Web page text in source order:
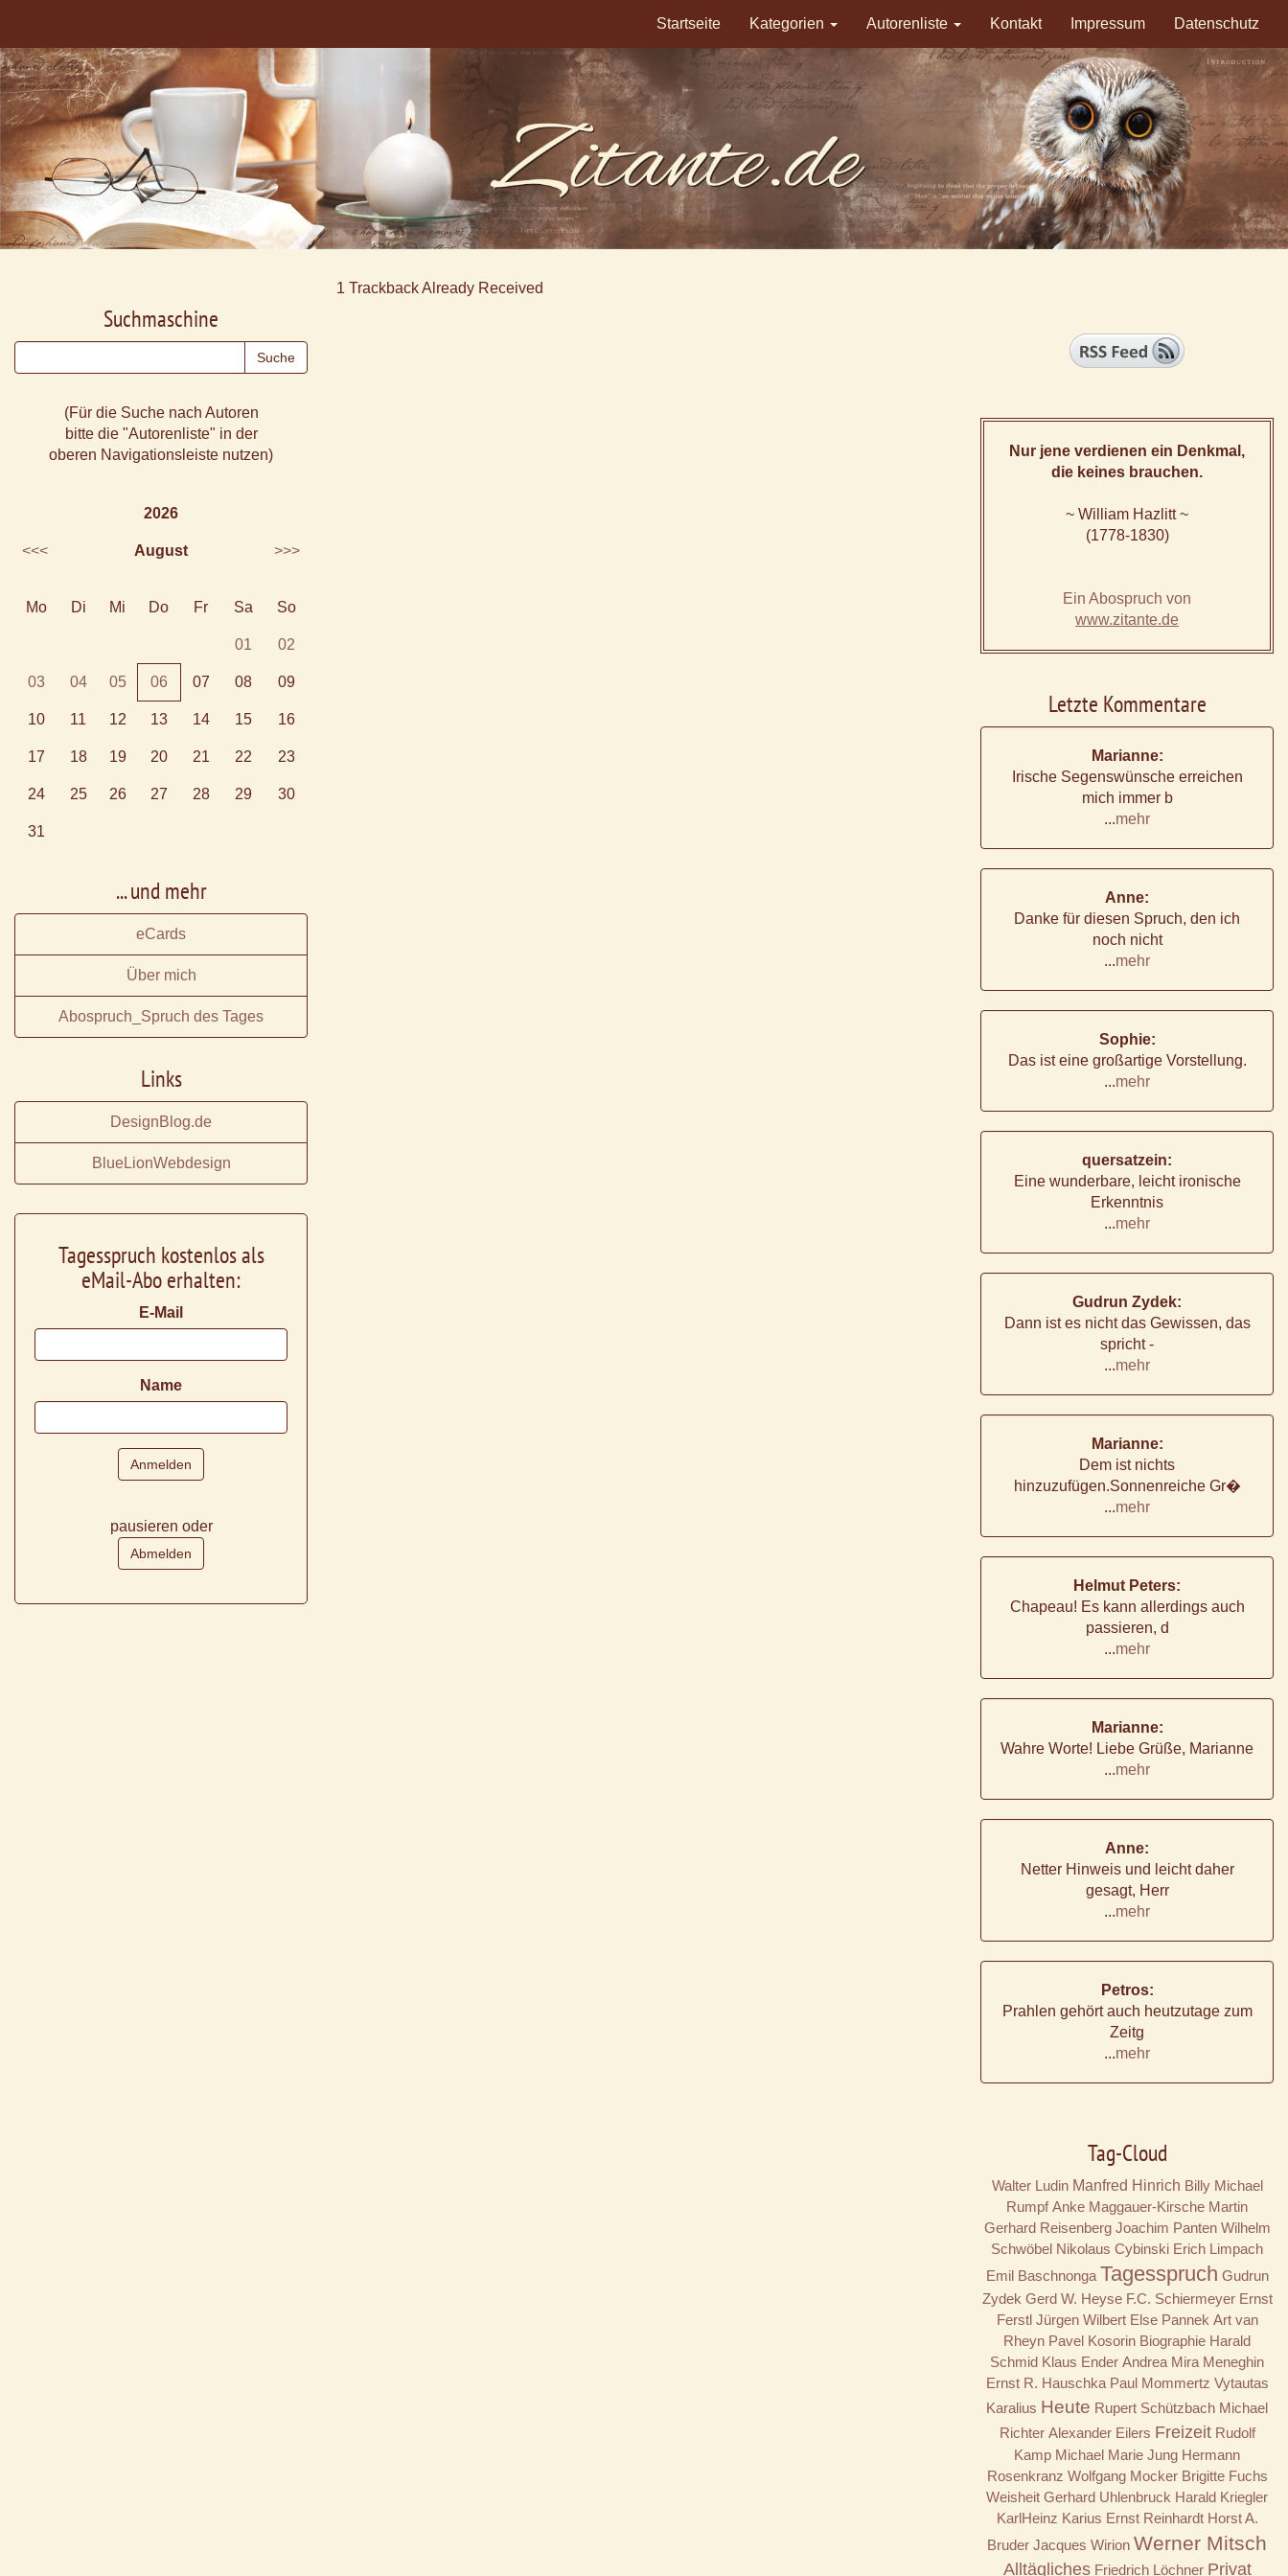
Startseite Kategorien Autorenliste Kontakt Impressum Datenschutz
1 Trackback Already Received
Suchmaschine
(Für die Suche nach Autoren
bitte die "Autorenliste" in der
oberen Navigationsleiste nutzen)
2026
<<< August >>>
Mo Di Mi Do Fr Sa So
01 02
03 04 05 06 07 08 09
10 11 12 13 14 15 16
17 18 19 20 21 22 23
24 25 26 27 28 29 30
31
... und mehr
eCards
Über mich
Abospruch_Spruch des Tages
Links
DesignBlog.de
BlueLionWebdesign
Tagesspruch kostenlos als
eMail-Abo erhalten:
E-Mail
Name
pausieren oder
Nur jene verdienen ein Denkmal,
die keines brauchen.
~ William Hazlitt ~
(1778-1830)
Ein Abospruch von
www.zitante.de
Letzte Kommentare
Marianne:
Irische Segenswünsche erreichen
mich immer b
...mehr
Anne:
Danke für diesen Spruch, den ich
noch nicht
...mehr
Sophie:
Das ist eine großartige Vorstellung.
...mehr
quersatzein:
Eine wunderbare, leicht ironische
Erkenntnis
...mehr
Gudrun Zydek:
Dann ist es nicht das Gewissen, das
spricht -
...mehr
Marianne:
Dem ist nichts
hinzuzufügen.Sonnenreiche Gr�
...mehr
Helmut Peters:
Chapeau! Es kann allerdings auch
passieren, d
...mehr
Marianne:
Wahre Worte! Liebe Grüße, Marianne
...mehr
Anne:
Netter Hinweis und leicht daher
gesagt, Herr
...mehr
Petros:
Prahlen gehört auch heutzutage zum
Zeitg
...mehr
Tag-Cloud
Walter Ludin Manfred Hinrich Billy Michael
Rumpf Anke Maggauer-Kirsche Martin
Gerhard Reisenberg Joachim Panten Wilhelm
Schwöbel Nikolaus Cybinski Erich Limpach
Emil Baschnonga Tagesspruch Gudrun
Zydek Gerd W. Heyse F.C. Schiermeyer Ernst
Ferstl Jürgen Wilbert Else Pannek Art van
Rheyn Pavel Kosorin Biographie Harald
Schmid Klaus Ender Andrea Mira Meneghin
Ernst R. Hauschka Paul Mommertz Vytautas
Karalius Heute Rupert Schützbach Michael
Richter Alexander Eilers Freizeit Rudolf
Kamp Michael Marie Jung Hermann
Rosenkranz Wolfgang Mocker Brigitte Fuchs
Weisheit Gerhard Uhlenbruck Harald Kriegler
KarlHeinz Karius Ernst Reinhardt Horst A.
Bruder Jacques Wirion Werner Mitsch
Alltägliches Friedrich Löchner Privat